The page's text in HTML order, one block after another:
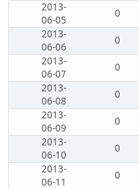
2013-
06-05
0
2013-
06-06
0
2013-
06-07
0
2013-
06-08
0
2013-
06-09
0
2013-
06-10
0
2013-
06-11
0